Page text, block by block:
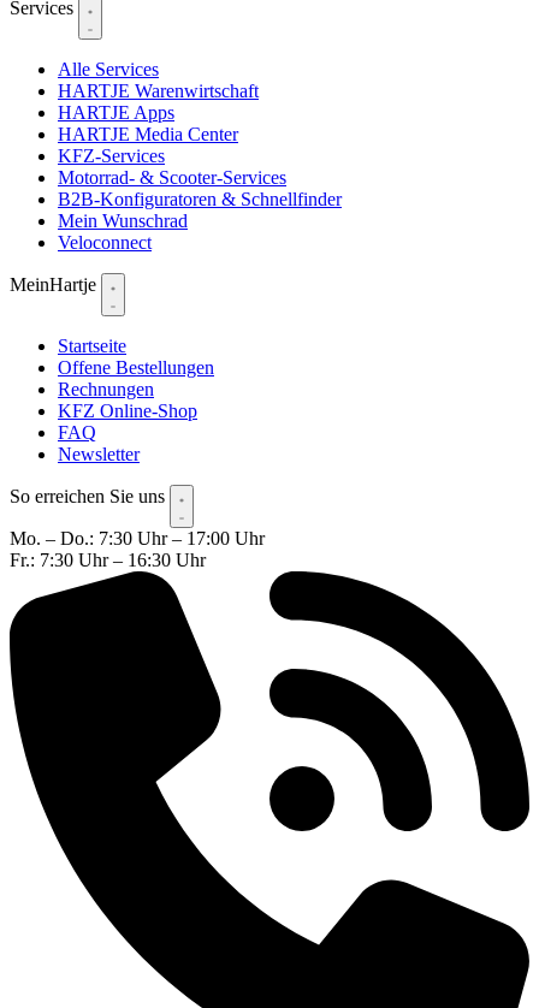
Services
Alle Services
HARTJE Warenwirtschaft
HARTJE Apps
HARTJE Media Center
KFZ-Services
Motorrad- & Scooter-Services
B2B-Konfiguratoren & Schnellfinder
Mein Wunschrad
Veloconnect
MeinHartje
Startseite
Offene Bestellungen
Rechnungen
KFZ Online-Shop
FAQ
Newsletter
So erreichen Sie uns
Mo. – Do.: 7:30 Uhr – 17:00 Uhr
Fr.: 7:30 Uhr – 16:30 Uhr